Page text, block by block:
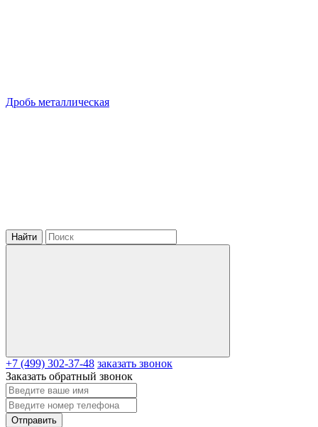
Дробь металлическая
Найти
+7 (499) 302-37-48 заказать звонок
Заказать обратный звонок
Отправить